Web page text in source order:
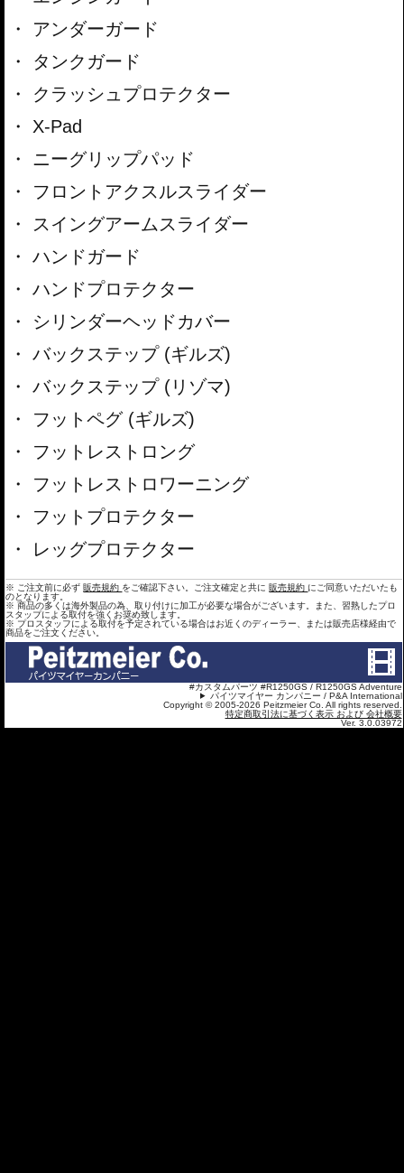
アンダーガード
タンクガード
クラッシュプロテクター
X-Pad
ニーグリップパッド
フロントアクスルスライダー
スイングアームスライダー
ハンドガード
ハンドプロテクター
シリンダーヘッドカバー
バックステップ (ギルズ)
バックステップ (リゾマ)
フットペグ (ギルズ)
フットレストロング
フットレストロワーニング
フットプロテクター
レッグプロテクター
※ ご注文前に必ず 販売規約 をご確認下さい。ご注文確定と共に 販売規約 にご同意いただいたも
のとなります。
※ 商品の多くは海外製品の為、取り付けに加工が必要な場合がございます。また、習熟したプロ
スタップによる取付を強くお奨め致します。
※ プロスタッフによる取付を予定されている場合はお近くのディーラー、または販売店様経由で
商品をご注文ください。
#カスタムパーツ #R1250GS / R1250GS Adventure
パイツマイヤー カンパニー / P&A International
Copyright © 2005-2026 Peitzmeier Co. All rights reserved.
特定商取引法に基づく表示 および 会社概要
Ver. 3.0.03972